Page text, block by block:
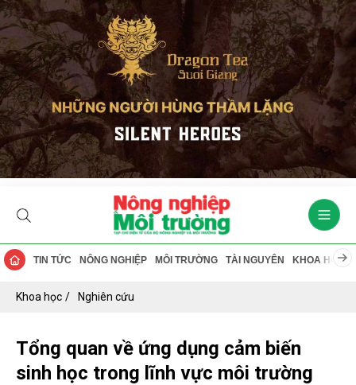
TIN TỨC NÔNG NGHIỆP MÔI TRƯỜNG TÀI NGUYÊN KHOA HỌC
Khoa học Nghiên cứu
Tổng quan về ứng dụng cảm biến
sinh học trong lĩnh vực môi trường